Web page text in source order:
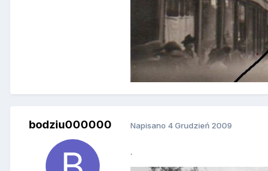
bodziu000000 Napisano 4 Grudzień 2009
.